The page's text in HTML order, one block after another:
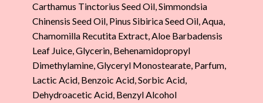
Carthamus Tinctorius Seed Oil, Simmondsia
Chinensis Seed Oil, Pinus Sibirica Seed Oil, Aqua,
Chamomilla Recutita Extract, Aloe Barbadensis
Leaf Juice, Glycerin, Behenamidopropyl
Dimethylamine, Glyceryl Monostearate, Parfum,
Lactic Acid, Benzoic Acid, Sorbic Acid,
Dehydroacetic Acid, Benzyl Alcohol